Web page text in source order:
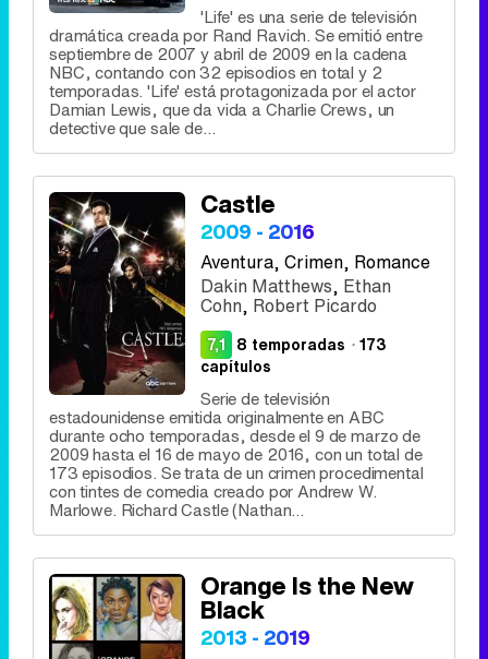
'Life' es una serie de televisión
dramática creada por Rand Ravich. Se emitió entre
septiembre de 2007 y abril de 2009 en la cadena
NBC, contando con 32 episodios en total y 2
temporadas. 'Life' está protagonizada por el actor
Damian Lewis, que da vida a Charlie Crews, un
detective que sale de...
Castle
2009 - 2016
Aventura, Crimen, Romance
Dakin Matthews, Ethan
Cohn, Robert Picardo
7,1 8 temporadas ·173
capítulos
Serie de televisión
estadounidense emitida originalmente en ABC
durante ocho temporadas, desde el 9 de marzo de
2009 hasta el 16 de mayo de 2016, con un total de
173 episodios. Se trata de un crimen procedimental
con tintes de comedia creado por Andrew W.
Marlowe. Richard Castle (Nathan...
Orange Is the New
Black
2013 - 2019